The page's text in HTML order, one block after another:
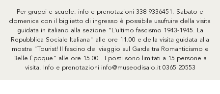
Per gruppi e scuole: info e prenotazioni 338 9336451. Sabato e
domenica con il biglietto di ingresso è possibile usufruire della visita
guidata in italiano alla sezione "L'ultimo fascismo 1943-1945. La
Repubblica Sociale Italiana" alle ore 11.00 e della visita guidata alla
mostra "Tourist! Il fascino del viaggio sul Garda tra Romanticismo e
Belle Époque" alle ore 15.00 . I posti sono limitati a 15 persone a
visita. Info e prenotazioni info@museodisalo.it 0365 20553